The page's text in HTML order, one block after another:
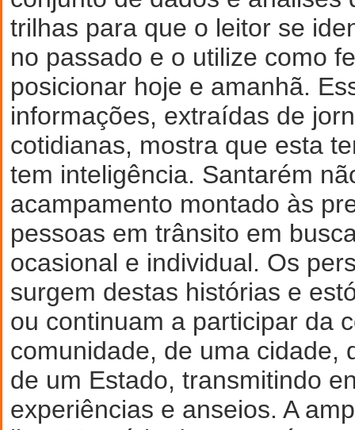
trilhas para que o leitor se
no passado e o utilize como
posicionar hoje e amanhã.
informações, extraídas de
cotidianas, mostra que esta
tem inteligência. Santarém
acampamento montado às
pessoas em trânsito em
ocasional e individual. Os
surgem destas histórias e
ou continuam a participar da
comunidade, de uma cidade,
de um Estado, transmitindo
experiências e anseios. A